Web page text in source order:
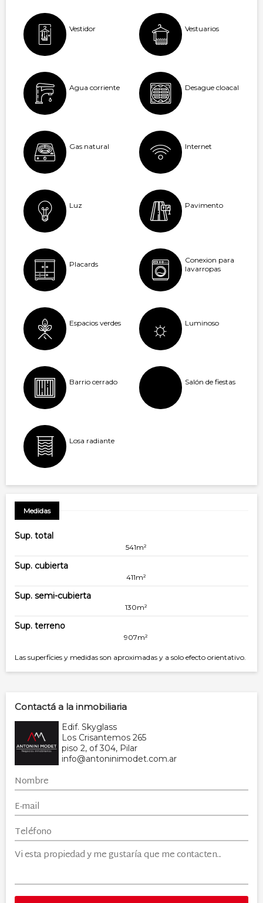
Vestidor Vestuarios
Agua corriente Desague cloacal
Gas natural Internet
Luz Pavimento
Placards
Conexion para
lavarropas
Espacios verdes Luminoso
Barrio cerrado Salón de fiestas
Losa radiante
Medidas
Sup. total
541m²
Sup. cubierta
411m²
Sup. semi-cubierta
130m²
Sup. terreno
907m²
Las superficies y medidas son aproximadas y a solo efecto orientativo.
Contactá a la inmobiliaria
Edif. Skyglass
Los Crisantemos 265
piso 2, of 304, Pilar
info@antoninimodet.com.ar